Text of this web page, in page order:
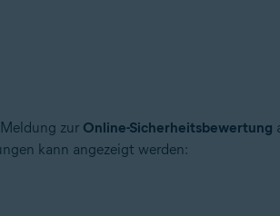
zur Online-Sicherheitsbewertung
kann angezeigt werden: